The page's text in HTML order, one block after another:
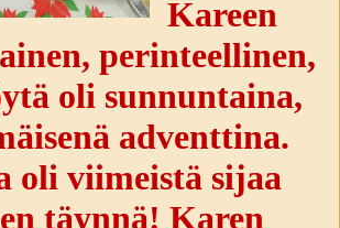
Kareen
perinteellinen,
oli sunnuntaina,
adventtina.
oli viimeistä sijaa
täynnä! Karen